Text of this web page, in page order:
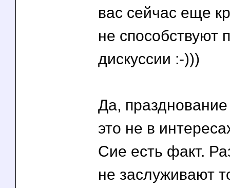
вас сейчас еще
не способствуют
дискуссии :-)))
Да,
это не в
Сие есть факт.
не заслуживают